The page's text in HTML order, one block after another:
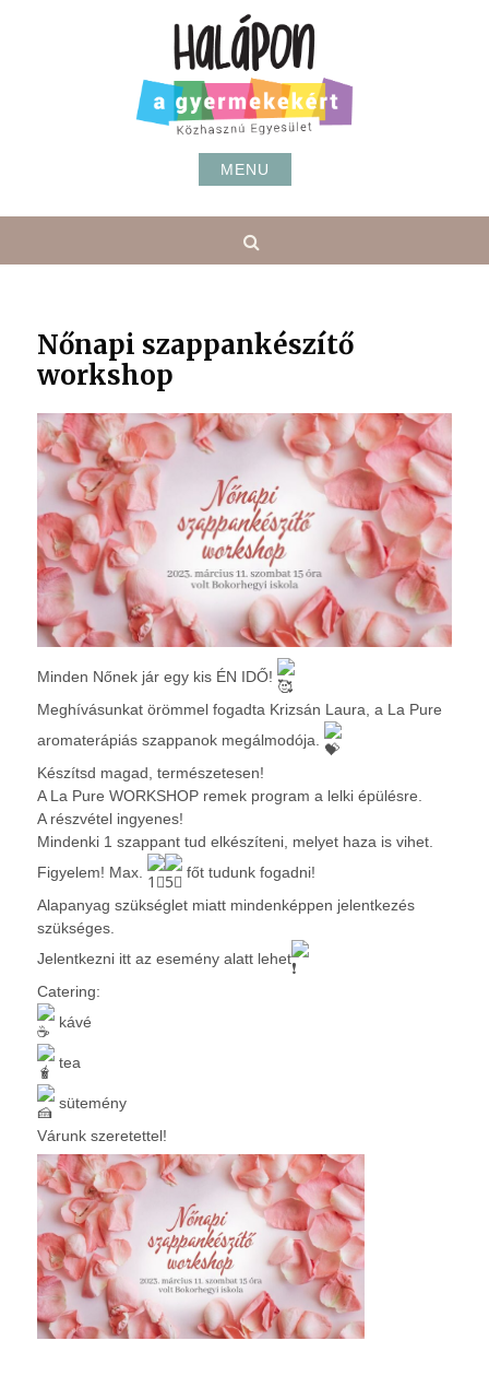
MENU
Nőnapi szappankészítő
workshop
Minden Nőnek jár egy kis ÉN IDŐ!
Meghívásunkat örömmel fogadta Krizsán Laura, a La Pure
aromaterápiás szappanok megálmodója.
Készítsd magad, természetesen!
A La Pure WORKSHOP remek program a lelki épülésre.
A részvétel ingyenes!
Mindenki 1 szappant tud elkészíteni, melyet haza is vihet.
Figyelem! Max.
főt tudunk fogadni!
Alapanyag szükséglet miatt mindenképpen jelentkezés
szükséges.
Jelentkezni itt az esemény alatt lehet
Catering:
kávé
tea
sütemény
Várunk szeretettel!